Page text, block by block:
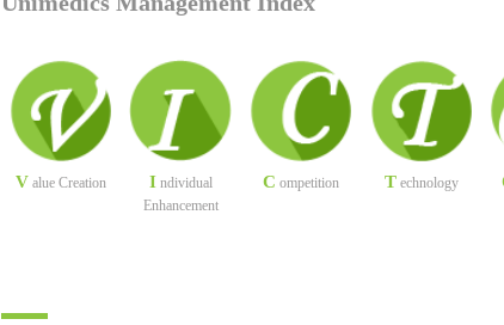
V alue Creation I ndividual
Enhancement
C ompetition Technology